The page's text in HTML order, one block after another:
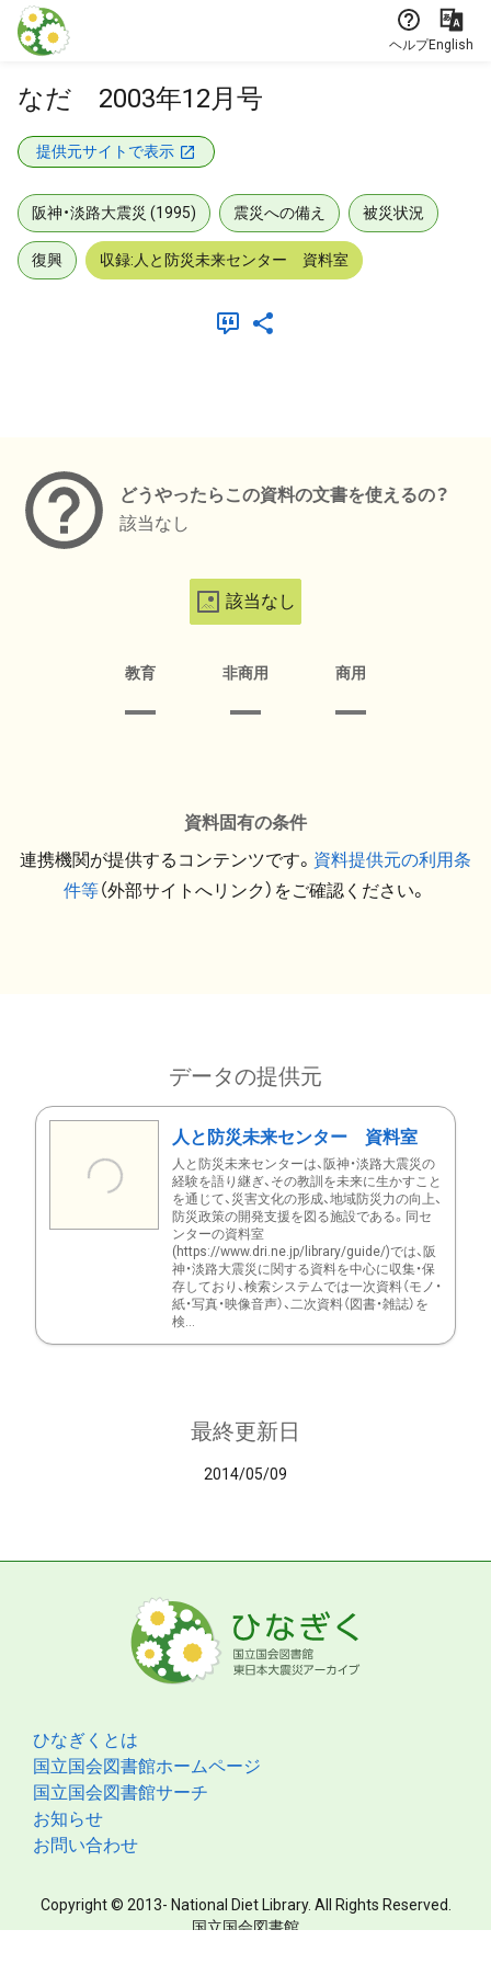
本文に飛ぶ
ヘルプEnglish
なだ 2003年12月号
提供元サイトで表示
阪神・淡路大震災 (1995) 震災への備え 被災状況
復興 収録:人と防災未来センター 資料室
どうやったらこの資料の文書を使えるの？
該当なし
該当なし
教育 非商用 商用
資料固有の条件
連携機関が提供するコンテンツです。 資料提供元の利用条
件等（外部サイトへリンク）をご確認ください。
データの提供元
人と防災未来センター 資料室
人と防災未来センターは、阪神・淡路大震災の
経験を語り継ぎ、その教訓を未来に生かすこと
を通じて、災害文化の形成、地域防災力の向上、
防災政策の開発支援を図る施設である。同セ
ンターの資料室
(https://www.dri.ne.jp/library/guide/)では、阪
神・淡路大震災に関する資料を中心に収集・保
存しており、検索システムでは一次資料（モノ・
紙・写真・映像音声）、二次資料（図書・雑誌）を
検...
最終更新日
2014/05/09
ひなぎくとは
国立国会図書館ホームページ
国立国会図書館サーチ
お知らせ
お問い合わせ
Copyright © 2013- National Diet Library. All Rights Reserved.